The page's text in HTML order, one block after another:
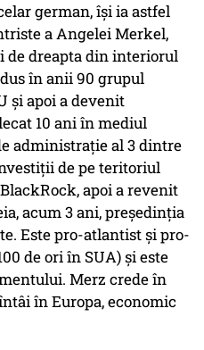
german, își ia astfel
a Angelei Merkel,
dreapta din interiorul
în anii 90 grupul
și apoi a devenit
10 ani în mediul
administrație al 3 dintre
de pe teritoriul
apoi a revenit
acum 3 ani, președinția
Este pro-atlantist și pro-
de ori în SUA) și este
Merz crede în
în Europa, economic